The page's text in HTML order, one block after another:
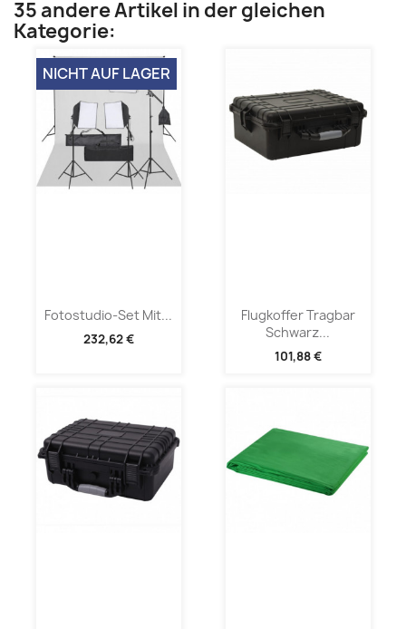
35 andere Artikel in der gleichen
Kategorie:
Fotostudio-Set Mit...
232,62 €
NICHT AUF LAGER
Flugkoffer Tragbar
Schwarz...
101,88 €